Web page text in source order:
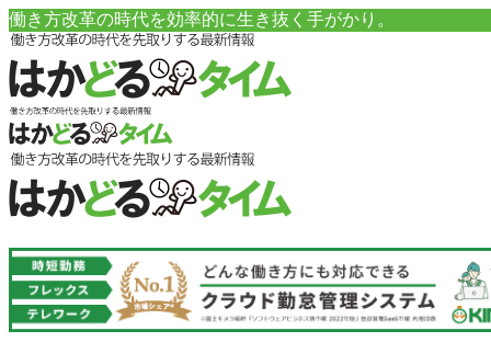
働き方改革の時代を効率的に生き抜く手がかり。